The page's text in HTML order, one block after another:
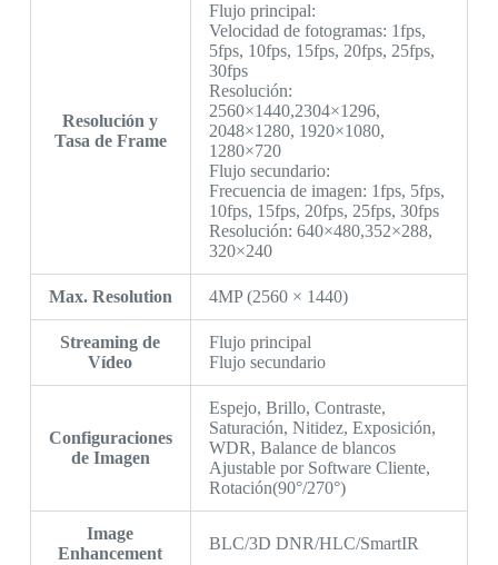
Resolución y
Tasa de Frame
Flujo principal:
Velocidad de fotogramas: 1fps,
5fps, 10fps, 15fps, 20fps, 25fps,
30fps
Resolución:
2560×1440,2304×1296,
2048×1280, 1920×1080,
1280×720
Flujo secundario:
Frecuencia de imagen: 1fps, 5fps,
10fps, 15fps, 20fps, 25fps, 30fps
Resolución: 640×480,352×288,
320×240
Max. Resolution 4MP (2560 × 1440)
Streaming de
Vídeo
Flujo principal
Flujo secundario
Configuraciones
de Imagen
Espejo, Brillo, Contraste,
Saturación, Nitidez, Exposición,
WDR, Balance de blancos
Ajustable por Software Cliente,
Rotación(90°/270°)
Image
Enhancement
BLC/3D DNR/HLC/SmartIR